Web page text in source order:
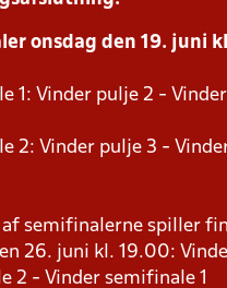
onsdag den 19. juni
1: Vinder pulje 2 -
2: Vinder pulje 3 -
af semifinalerne spiller
26. juni kl. 19.00:
2 - Vinder semifinale 1